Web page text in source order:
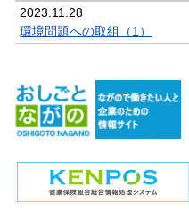
2023.11.28
環境問題への取組（1）